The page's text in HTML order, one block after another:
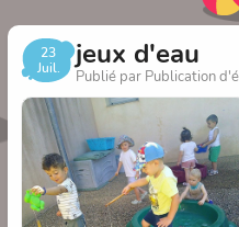
23
Juil.
jeux d'eau
Publié par Publication